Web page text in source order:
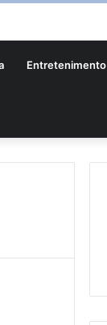
Entretenimento